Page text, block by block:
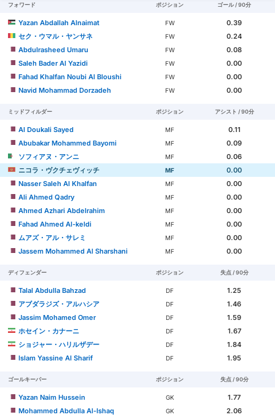
フォワード ポジション ゴール / 90分
Yazan Abdallah Alnaimat FW
0.39
セク・ウマル・ヤンサネ
FW
0.24
Abdulrasheed Umaru
FW
0.08
Saleh Bader Al Yazidi
FW
0.00
Fahad Khalfan Noubi Al Bloushi
FW
0.00
Navid Mohammad Dorzadeh
FW 0.00
ミッドフィルダー ポジション アシスト / 90分
Al Doukali Sayed MF
0.11
Abubakar Mohammed Bayomi
MF
0.09
ソフィアヌ・アンニ
MF
0.06
ニコラ・ヴクチェヴィッチ
MF
0.00
Nasser Saleh Al Khalfan
MF
0.00
Ali Ahmed Qadry
MF
0.00
Ahmed Azhari Abdelrahim
MF
0.00
Fahad Ahmed Al-keldi
MF
0.00
ムアズ・アル・サレミ
MF
0.00
Jassem Mohammed Al Sharshani
MF 0.00
ディフェンダー ポジション 失点 / 90分
Talal Abdulla Bahzad DF
1.25
アブダラジズ・アルハシア
DF
1.46
Jassim Mohamed Omer
DF
1.59
ホセイン・カナーニ
DF
1.67
ショジャー・ハリルザデー
DF
1.84
Islam Yassine Al Sharif
DF 1.95
ゴールキーパー ポジション 失点 / 90分
Yazan Naim Hussein GK
1.77
Mohammed Abdulla Al-Ishaq
GK 2.06